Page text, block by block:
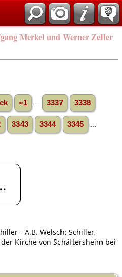
Merkel und Werner Zeller
«1 3337 3338
3343 3344 3345
- A.B. Welsch; Schiller,
Kirche von Schäftersheim bei